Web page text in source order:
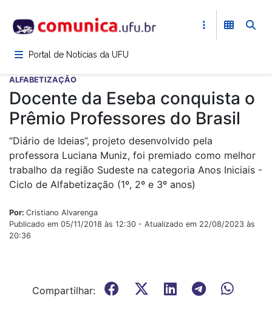
para
conteúdoPortal de Notícias da UFU
ALFABETIZAÇÃO
Docente da Eseba conquista o
Prêmio Professores do Brasil
“Diário de Ideias”, projeto desenvolvido pela
professora Luciana Muniz, foi premiado como melhor
trabalho da região Sudeste na categoria Anos Iniciais -
Ciclo de Alfabetização (1º, 2º e 3º anos)
Por: Cristiano Alvarenga
Publicado em 05/11/2018 às 12:30 - Atualizado em 22/08/2023 às
20:36
Compartilhar: